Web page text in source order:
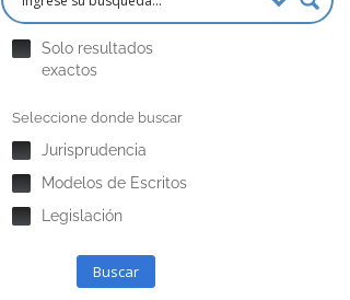
Solo resultados
exactos
Seleccione donde buscar
Jurisprudencia
Modelos de Escritos
Legislación
Buscar